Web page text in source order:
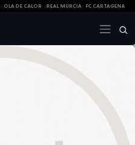
OLA DE CALOR REAL MURCIA FC CARTAGENA